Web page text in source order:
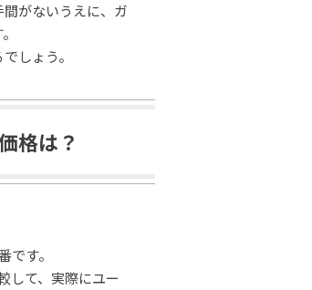
がないうえに、ガ
しょう。
格は？
す。
して、実際にユー